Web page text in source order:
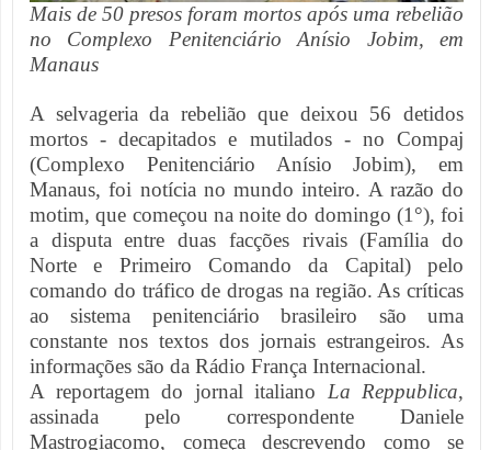
Mais de 50 presos foram mortos após uma rebelião
no Complexo Penitenciário Anísio Jobim, em
Manaus
A selvageria da rebelião que deixou 56 detidos
mortos - decapitados e mutilados - no Compaj
(Complexo Penitenciário Anísio Jobim), em
Manaus, foi notícia no mundo inteiro. A razão do
motim, que começou na noite do domingo (1°), foi
a disputa entre duas facções rivais (Família do
Norte e Primeiro Comando da Capital) pelo
comando do tráfico de drogas na região. As críticas
ao sistema penitenciário brasileiro são uma
constante nos textos dos jornais estrangeiros. As
informações são da Rádio França Internacional.
A reportagem do jornal italiano La Reppublica,
assinada pelo correspondente Daniele
Mastrogiacomo, começa descrevendo como se